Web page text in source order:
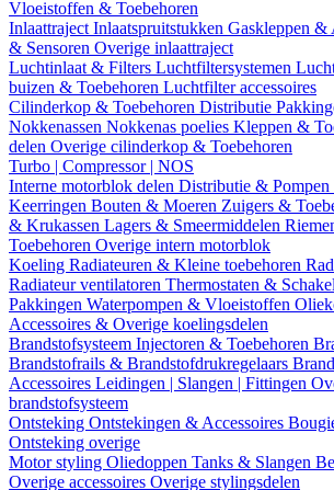
Vloeistoffen & Toebehoren
Inlaattraject Inlaatspruitstukken Gaskleppen &
& Sensoren Overige inlaattraject
Luchtinlaat & Filters Luchtfiltersystemen
buizen & Toebehoren Luchtfilter accessoires
Cilinderkop & Toebehoren Distributie
Nokkenassen Nokkenas poelies Kleppen &
delen Overige cilinderkop & Toebehoren
Turbo | Compressor | NOS
Interne motorblok delen Distributie & Pompen
Keerringen Bouten & Moeren Zuigers &
& Krukassen Lagers & Smeermiddelen
Toebehoren Overige intern motorblok
Koeling Radiateuren & Kleine toebehoren
Radiateur ventilatoren Thermostaten &
Pakkingen Waterpompen & Vloeistoffen
Accessoires & Overige koelingsdelen
Brandstofsysteem Injectoren & Toebehoren
Brandstofrails & Brandstofdrukregelaars
Accessoires Leidingen | Slangen | Fittingen
brandstofsysteem
Ontsteking Ontstekingen & Accessoires
Ontsteking overige
Motor styling Oliedoppen Tanks & Slangen
Overige accessoires Overige stylingsdelen